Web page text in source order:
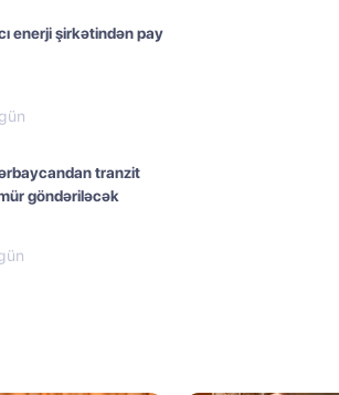
enerji şirkətindən pay
tranzit
göndəriləcək